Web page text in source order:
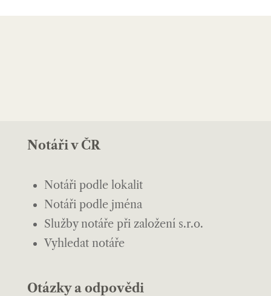
Notáři v ČR
Notáři podle lokalit
Notáři podle jména
Služby notáře při založení s.r.o.
Vyhledat notáře
Otázky a odpovědi